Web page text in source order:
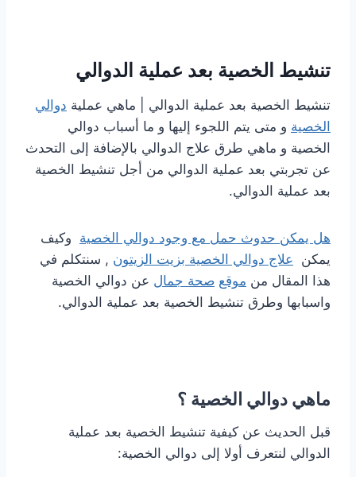
تنشيط الخصية بعد عملية الدوالي
تنشيط الخصية بعد عملية الدوالي | ماهي عملية دوالي
الخصية و متى يتم اللجوء إليها و ما أسباب دوالي
الخصية و ماهي طرق علاج الدوالي بالإضافة إلى التحدث
عن تجربتي بعد عملية الدوالي من أجل تنشيط الخصية
بعد عملية الدوالي.
هل يمكن حدوث حمل مع وجود دوالي الخصية وكيف
يمكن علاج دوالي الخصية بزيت الزيتون , سنتكلم في
هذا المقال من موقع صحة جمال عن دوالي الخصية
واسبابها وطرق تنشيط الخصية بعد عملية الدوالي.
ماهي دوالي الخصية ؟
قبل الحديث عن كيفية تنشيط الخصية بعد عملية
الدوالي لنتعرف أولا إلى دوالي الخصية: